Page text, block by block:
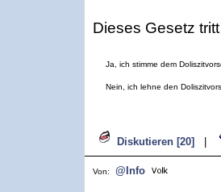
Dieses Gesetz
Ja, ich stimme dem
Nein, ich lehne den
Diskutieren [20]
Von: @Info